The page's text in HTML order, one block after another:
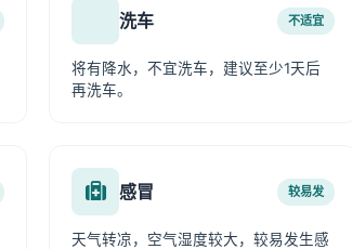
洗车 不适宜
将有降水，不宜洗车，建议至少1天后
再洗车。
感冒 较易发
天气转凉，空气湿度较大，较易发生感